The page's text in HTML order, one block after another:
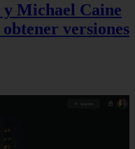
Michael Caine
versiones